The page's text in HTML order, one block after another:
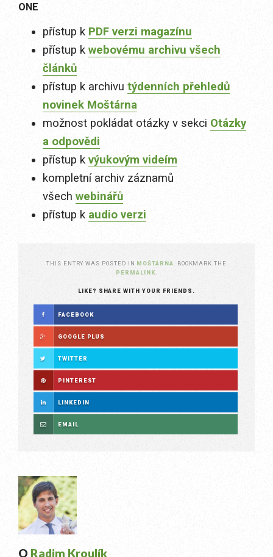
ONE
přístup k PDF verzi magazínu
přístup k webovému archivu všech
článků
přístup k archivu týdenních přehledů
novinek Moštárna
možnost pokládat otázky v sekci Otázky
a odpovědi
přístup k výukovým videím
kompletní archiv záznamů
všech webinářů
přístup k audio verzi
THIS ENTRY WAS POSTED IN MOŠTÁRNA . BOOKMARK THE
PERMALINK
LIKE? SHARE WITH YOUR FRIENDS.
FACEBOOK
GOOGLE PLUS
TWITTER
PINTEREST
LINKEDIN
EMAIL
O Radim Kroulík